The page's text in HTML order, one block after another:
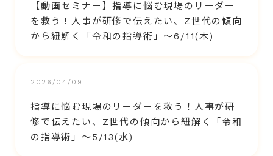
【動画セミナー】指導に悩む現場のリーダー
を救う！人事が研修で伝えたい、Z世代の傾向
から紐解く「令和の指導術」～6/11(木)
2026/04/09
指導に悩む現場のリーダーを救う！人事が研
修で伝えたい、Z世代の傾向から紐解く「令和
の指導術」～5/13(水)